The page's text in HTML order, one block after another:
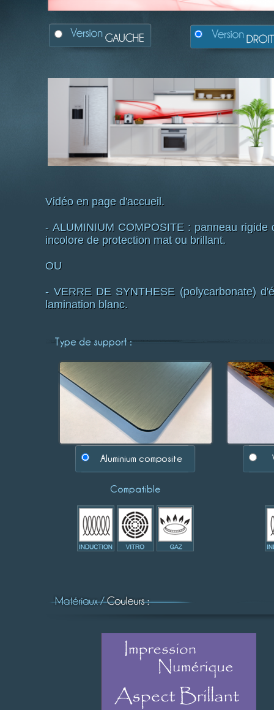
Vidéo en page d'accueil.
- ALUMINIUM COMPOSITE : panneau
incolore de protection mat ou brillant.
OU
- VERRE DE SYNTHESE (polycarbonate)
lamination blanc.
Type de support :
Aluminium composite
Compatible